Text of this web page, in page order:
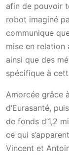
afin de pouvoir
robot imaginé
communique
mise en relation
ainsi que des
spécifique à
Amorcée grâce
d’Eurasanté,
de fonds d’1,2
ce qui
Vincent et